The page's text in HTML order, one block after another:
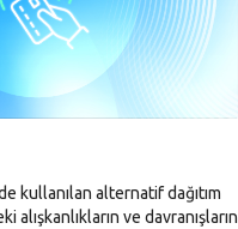
kullanılan alternatif dağıtım
alışkanlıkların ve davranışların